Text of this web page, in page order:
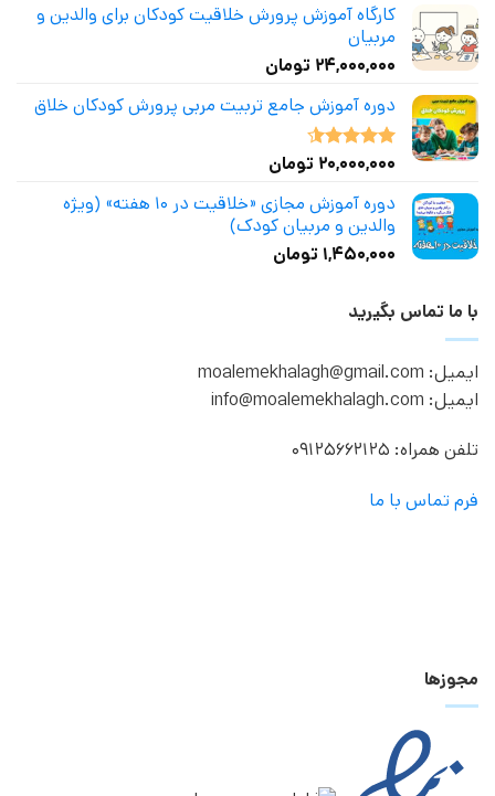
کارگاه آموزش پرورش خلاقیت کودکان برای والدین و
مربیان
۲۴,۰۰۰,۰۰۰ تومان
دوره آموزش جامع تربیت مربی پرورش کودکان خلاق
نمره4.50
۲۰,۰۰۰,۰۰۰ تومان
دوره آموزش مجازی «خلاقیت در ۱۰ هفته» (ویژه
والدین و مربیان کودک)
۱,۴۵۰,۰۰۰ تومان
با ما تماس بگیرید
ایمیل: moalemekhalagh@gmail.com
ایمیل: info@moalemekhalagh.com
تلفن همراه: 09125662125
فرم تماس با ما
مجوزها